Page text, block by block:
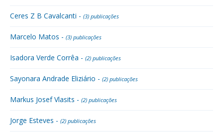
Ceres Z B Cavalcanti - (3) publicações
Marcelo Matos - (3) publicações
Isadora Verde Corrêa - (2) publicações
Sayonara Andrade Eliziário - (2) publicações
Markus Josef Vlasits - (2) publicações
Jorge Esteves - (2) publicações